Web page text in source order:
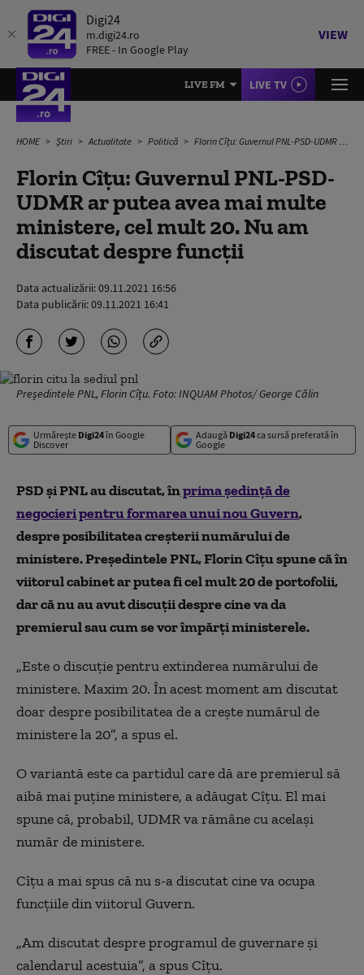
Digi24
m.digi24.ro
FREE - In Google Play
VIEW
LIVE FM LIVE TV
HOME Știri Actualitate Politică Florin Cîțu: Guvernul PNL-PSD-UDMR ar putea avea mai multe ministere, cel mult 20. Nu am discutat despre funcții
Florin Cîțu: Guvernul PNL-PSD-
UDMR ar putea avea mai multe
ministere, cel mult 20. Nu am
discutat despre funcții
Data actualizării:09.11.2021 16:56
Data publicării:09.11.2021 16:41
Președintele PNL, Florin Cîțu. Foto: INQUAM Photos/ George Călin
Urmărește Digi24în Google
Discover
Adaugă Digi24ca sursă preferată în
Google
PSD și PNL au discutat, înprima ședință de
negocieri pentru formarea unui nou Guvern,
despre posibilitatea creșterii numărului de
ministere. Președintele PNL, Florin Cîţu spune că în
viitorul cabinet ar putea fi cel mult 20 de portofolii,
dar că nu au avut discuţii despre cine va da
premierul sau cum se vor împărţi ministerele.
„Este o discuţie pentru extinderea numărului de
ministere. Maxim 20. În acest moment am discutat
doar despre posibilitatea de a creşte numărul de
ministere la 20”, a spus el.
O variantă este ca partidul care dă are premierul să
aibă mai puţine ministere, a adăugat Cîțu. El mai
spune că, probabil, UDMR va rămâne cu același
număr de ministere.
Cîțu a mai spus că nu s-a discutat cine va ocupa
funcțiile din viitorul Guvern.
„Am discutat despre programul de guvernare şi
calendarul acestuia”, a spus Cîţu.